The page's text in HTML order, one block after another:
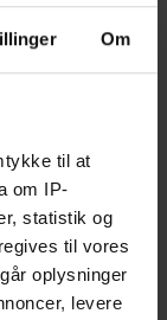
Om
til at
om IP-
statistik og
til vores
oplysninger
levere